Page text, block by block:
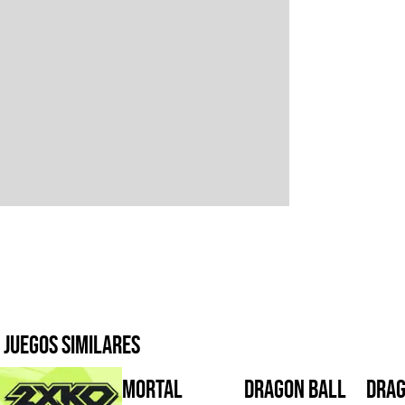
Juegos similares
Mortal
Dragon Ball